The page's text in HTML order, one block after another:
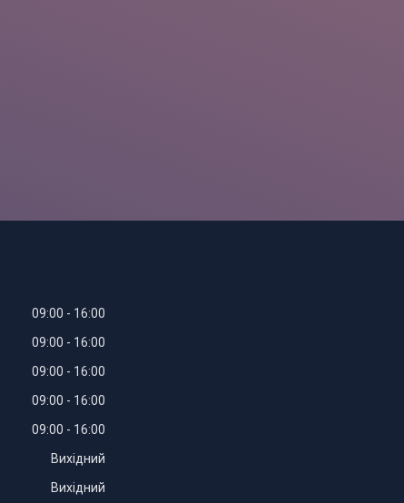
09:00
16:00
09:00
16:00
09:00
16:00
09:00
16:00
09:00
16:00
Вихідний
Вихідний